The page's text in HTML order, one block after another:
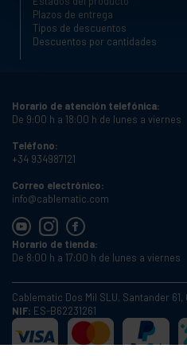
Plazos de entrega
Tipos de descuentos
Descuentos por cantidades
Horario de atención telefónica:
De 9:00 h a 18:00 h de lunes a viernes
Teléfono:
+34 934987121
Correo electrónico:
info@cablematic.com
Horario de tienda:
De 8:00 h a 17:00 h de lunes a viernes
Cablematic Dos Mil SLU, Santander
NIF: ES-B62231261